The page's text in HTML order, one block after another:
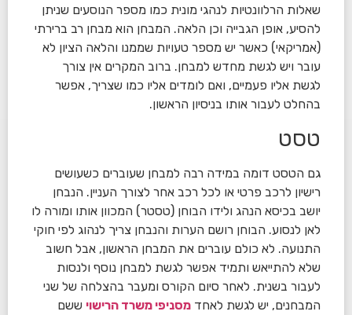
שאלות הרלוונטיות לנהגי מונית כמו מספר הנוסעים שניתן
להסיע, אופן הגבייה וכן הלאה. המבחן הוא מבחן רב ברירתי
(אמריקאי) כאשר יש מספר טעויות שממנו והלאה הציון לא
עובר ויש לגשת מחדש למבחן. ברוב המקרים אין צורך
לגשת אליו פעמיים, ואם לומדים אליו כמו שצריך, אפשר
בהחלט לעבור אותו בניסיון הראשון.
טסט
גם הטסט דומה במידה רבה למבחן שעוברים כשעושים
רישיון לרכב פרטי או לכל רכב אחר לצורך העניין. הנבחן
יושב בכיסא הנהג ולידו הבוחן (טסטר) המכוון אותו ומורה לו
לאן לנסוע. הבוחן רושם הערות והנבחן צריך לנהוג לפי חוקי
התנועה. לא כולם עוברים את המבחן הראשון, אבל חשוב
שלא להתייאש ותמיד אפשר לגשת למבחן נוסף ולנסות
לעבור בשנית. לאחר סיום הקורס ומעבר בהצלחה של שני
המבחנים, יש לגשת לאחד מסניפי משרד הרישוי ששם